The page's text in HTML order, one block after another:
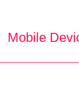
Mobile